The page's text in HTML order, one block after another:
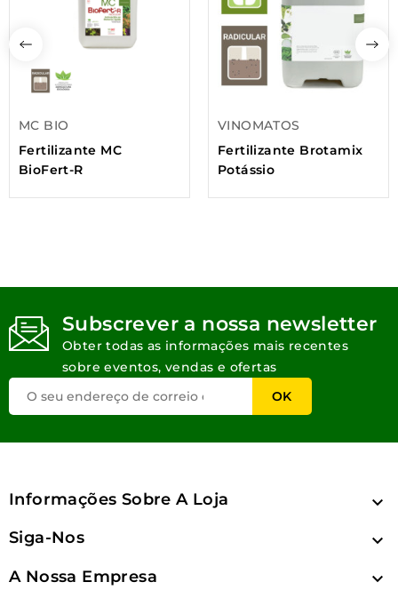
MC BIO
Fertilizante MC
BioFert-R
VINOMATOS
Fertilizante Brotamix
Potássio
Subscrever a nossa newsletter
Obter todas as informações mais recentes
sobre eventos, vendas e ofertas
Informações Sobre A Loja 
Siga-Nos 
A Nossa Empresa 